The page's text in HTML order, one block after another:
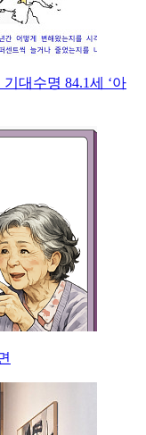
대수명 84.1세 ‘아